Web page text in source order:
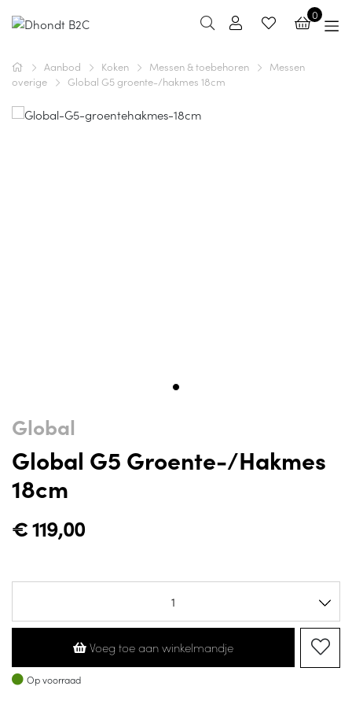
0
Aanbod Koken Messen & toebehoren
Messen
overige
Global G5 groente-/hakmes 18cm
Global
Global G5 Groente-/hakmes
18cm
€119,00
Voeg toe aan winkelmandje
Op voorraad
Op voorraad